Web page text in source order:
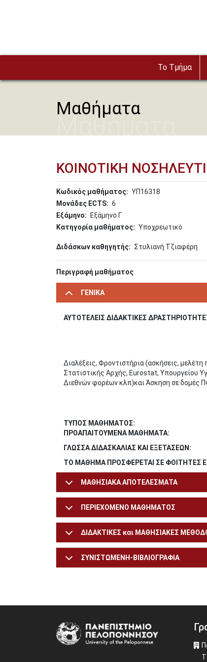
To Τμήμα
Μαθήματα
Μαθήματα
ΚΟΙΝΟΤΙΚΗ
Κωδικός μαθήματος
ΥΠ16318
Μονάδες ECTS
6
Εξάμηνο
Εξάμηνο Γ
Κατηγορία μαθήματος
Υποχρεωτικό
Διδάσκων καθηγητής Στυλιανή Τζιαφέρη
Περιγραφή μαθήματος
ΓΕΝΙΚΑ
ΑΥΤΟΤΕΛΕΙΣ ΔΙΔΑΚΤΙΚΕΣ
Διαλέξεις, Φροντιστήρια (ασκήσεις,
Στατιστικής Αρχής, Eurostat, Υπουργείου
Διεθνών φορέων κλπ)και Άσκηση σε δομές
ΤΥΠΟΣ ΜΑΘΗΜΑΤΟΣ:
ΠΡΟΑΠΑΙΤΟΥΜΕΝΑ ΜΑΘΗΜΑΤΑ:
ΓΛΩΣΣΑ ΔΙΔΑΣΚΑΛΙΑΣ ΚΑΙ ΕΞΕΤΑΣΕΩΝ:
ΤΟ ΜΑΘΗΜΑ ΠΡΟΣΦΕΡΕΤΑΙ ΣΕ ΦΟΙΤΗΤΕΣ
ΜΑΘΗΣΙΑΚΑ ΑΠΟΤΕΛΕΣΜΑΤΑ
ΠΕΡΙΕΧΟΜΕΝΟ ΜΑΘΗΜΑΤΟΣ
ΔΙΔΑΚΤΙΚΕΣ και ΜΑΘΗΣΙΑΚΕΣ
ΣΥΝΙΣΤΩΜΕΝΗ-ΒΙΒΛΙΟΓΡΑΦΙΑ
Image